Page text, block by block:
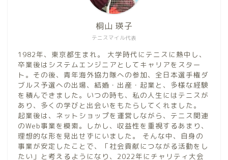
テニスマイル代表
桐山 瑛子
1982年、東京都生まれ。 大学時代にテニスに熱中し、
卒業後はシステムエンジニアとしてキャリアをスター
ト。その後、青年海外協力隊への参加、全日本選手権ダ
ブルス予選への出場、結婚・出産・起業と、多様な経験
を積んできました。いつの時も、私の人生にはテニスが
あり、多くの学びと出会いをもたらしてくれました。
起業後は、ネットショップを運営しながら、テニス関連
のWeb事業を模索。しかし、収益性を重視するあまり、
理想的な形を見出せずにいました。 そんな中、自身の
事業が安定したことで、「社会貢献につながる活動をし
たい」と考えるようになり、2022年にチャリティ大会